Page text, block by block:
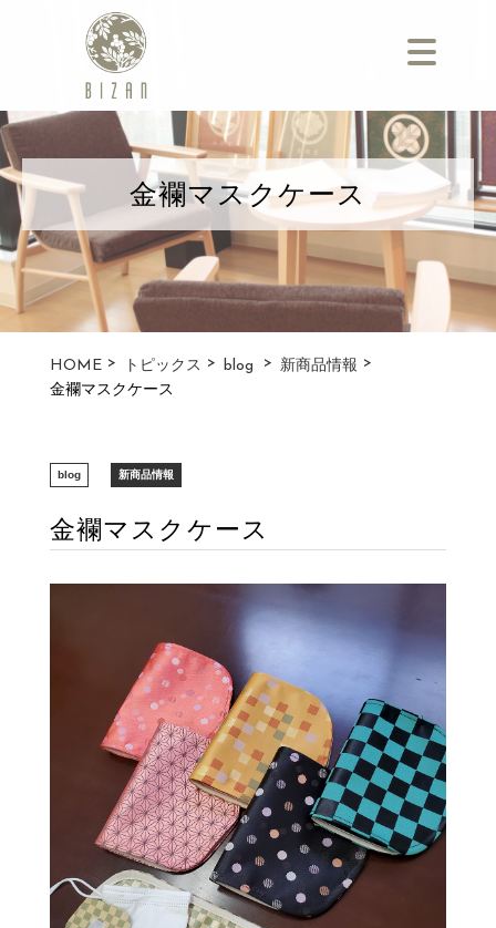
BLOG
取扱商品
修理・サポート
ショールーム
採用情報
よくあるご質問
お問い合わせ
企業様へのご案内
金襴マスクケース
HOME トピックス blog
新商品情報
金襴マスクケース
blog 新商品情報
金襴マスクケース